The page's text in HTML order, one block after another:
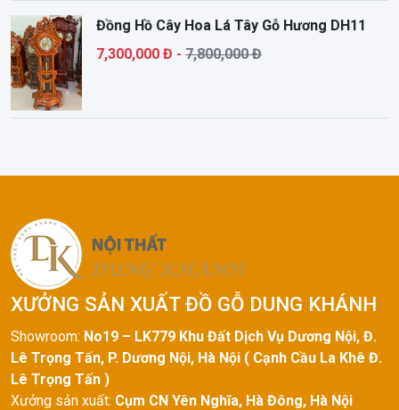
Đồng Hồ Cây Hoa Lá Tây Gỗ Hương DH11
7,300,000 Đ - 7,800,000 Đ
XƯỞNG SẢN XUẤT ĐỒ GỖ DUNG KHÁNH
Showroom: No19 – LK779 Khu Đất Dịch Vụ Dương Nội, Đ.
Lê Trọng Tấn, P. Dương Nội, Hà Nội ( Cạnh Cầu La Khê Đ.
Lê Trọng Tấn )
Xưởng sản xuất: Cụm CN Yên Nghĩa, Hà Đông, Hà Nội